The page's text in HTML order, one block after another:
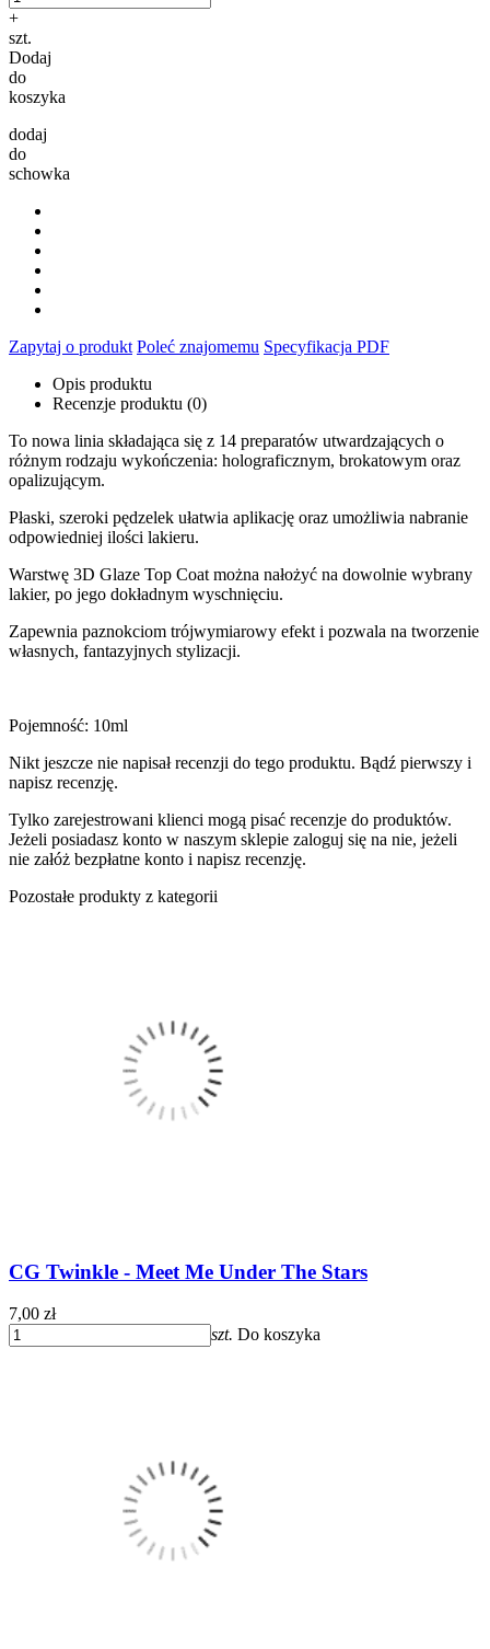
+
szt.
Dodaj
do
koszyka
dodaj
do
schowka
Zapytaj o produkt Poleć znajomemu Specyfikacja PDF
Opis produktu
Recenzje produktu (0)
To nowa linia składająca się z 14 preparatów utwardzających o
różnym rodzaju wykończenia: holograficznym, brokatowym oraz
opalizującym.
Płaski, szeroki pędzelek ułatwia aplikację oraz umożliwia nabranie
odpowiedniej ilości lakieru.
Warstwę 3D Glaze Top Coat można nałożyć na dowolnie wybrany
lakier, po jego dokładnym wyschnięciu.
Zapewnia paznokciom trójwymiarowy efekt i pozwala na tworzenie
własnych, fantazyjnych stylizacji.
Pojemność: 10ml
Nikt jeszcze nie napisał recenzji do tego produktu. Bądź pierwszy i
napisz recenzję.
Tylko zarejestrowani klienci mogą pisać recenzje do produktów.
Jeżeli posiadasz konto w naszym sklepie zaloguj się na nie, jeżeli
nie załóż bezpłatne konto i napisz recenzję.
Pozostałe produkty z kategorii
CG Twinkle - Meet Me Under The Stars
7,00 zł
szt. Do koszyka